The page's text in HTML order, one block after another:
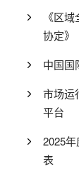
《区
协定》
中国国
市场运
平台
2025
表